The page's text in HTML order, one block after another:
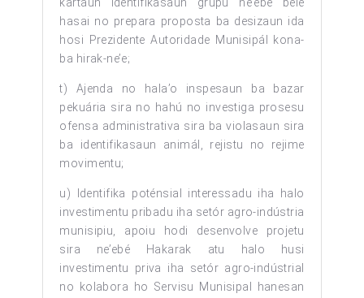
hasai no prepara proposta ba desizaun ida
hosi Prezidente Autoridade Munisipál kona-
ba hirak-ne’e;
t) Ajenda no hala’o inspesaun ba bazar
pekuária sira no hahú no investiga prosesu
ofensa administrativa sira ba violasaun sira
ba identifikasaun animál, rejistu no rejime
movimentu;
u) Identifika poténsial interessadu iha halo
investimentu pribadu iha setór agro-indústria
munisipiu, apoiu hodi desenvolve projetu
sira ne’ebé Hakarak atu halo husi
investimentu priva iha setór agro-indústrial
no kolabora ho Servisu Munisipal hanesan